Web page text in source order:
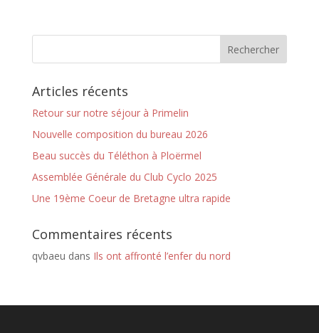
Articles récents
Retour sur notre séjour à Primelin
Nouvelle composition du bureau 2026
Beau succès du Téléthon à Ploërmel
Assemblée Générale du Club Cyclo 2025
Une 19ème Coeur de Bretagne ultra rapide
Commentaires récents
qvbaeu dans Ils ont affronté l’enfer du nord